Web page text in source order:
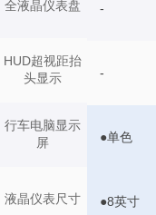
全液晶仪表盘
HUD超视距抬
头显示
行车电脑显示
屏
液晶仪表尺寸
-
-
●单色
●8英寸